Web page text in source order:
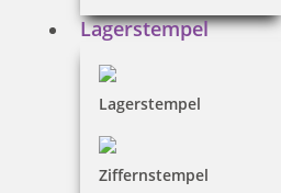
Lagerstempel
Lagerstempel
Ziffernstempel
Trodat Printy 4850/L1